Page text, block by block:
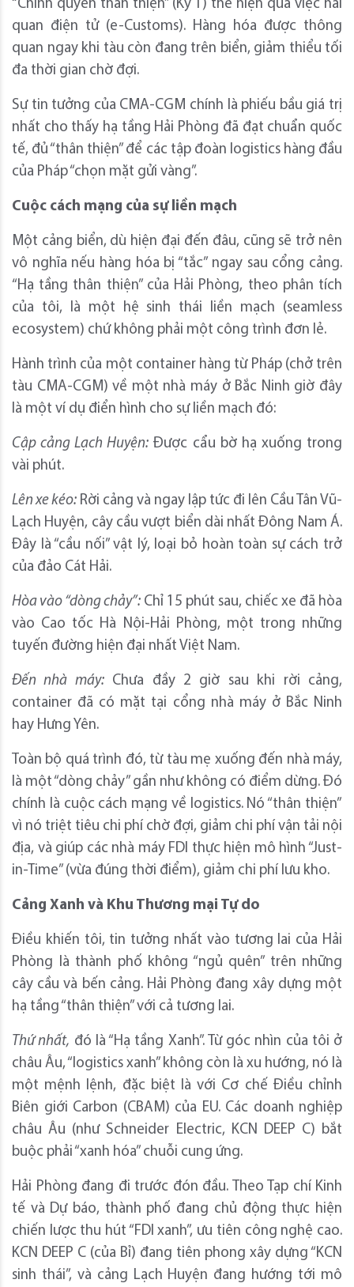
“Chính quyền thân thiện” (Kỳ 1) thể hiện qua việc hải
quan điện tử (e-Customs). Hàng hóa được thông
quan ngay khi tàu còn đang trên biển, giảm thiểu tối
đa thời gian chờ đợi.
Sự tin tưởng của CMA-CGM chính là phiếu bầu giá trị
nhất cho thấy hạ tầng Hải Phòng đã đạt chuẩn quốc
tế, đủ “thân thiện” để các tập đoàn logistics hàng đầu
của Pháp “chọn mặt gửi vàng”.
Cuộc cách mạng của sự liền mạch
Một cảng biển, dù hiện đại đến đâu, cũng sẽ trở nên
vô nghĩa nếu hàng hóa bị “tắc” ngay sau cổng cảng.
“Hạ tầng thân thiện” của Hải Phòng, theo phân tích
của tôi, là một hệ sinh thái liền mạch (seamless
ecosystem) chứ không phải một công trình đơn lẻ.
Hành trình của một container hàng từ Pháp (chở trên
tàu CMA-CGM) về một nhà máy ở Bắc Ninh giờ đây
là một ví dụ điển hình cho sự liền mạch đó:
Cập cảng Lạch Huyện: Được cẩu bờ hạ xuống trong
vài phút.
Lên xe kéo: Rời cảng và ngay lập tức đi lên Cầu Tân Vũ-
Lạch Huyện, cây cầu vượt biển dài nhất Đông Nam Á.
Đây là “cầu nối” vật lý, loại bỏ hoàn toàn sự cách trở
của đảo Cát Hải.
Hòa vào “dòng chảy”: Chỉ 15 phút sau, chiếc xe đã hòa
vào Cao tốc Hà Nội-Hải Phòng, một trong những
tuyến đường hiện đại nhất Việt Nam.
Đến nhà máy:Chưa đầy 2 giờ sau khi rời cảng,
container đã có mặt tại cổng nhà máy ở Bắc Ninh
hay Hưng Yên.
Toàn bộ quá trình đó, từ tàu mẹ xuống đến nhà máy,
là một “dòng chảy” gần như không có điểm dừng. Đó
chính là cuộc cách mạng về logistics. Nó “thân thiện”
vì nó triệt tiêu chi phí chờ đợi, giảm chi phí vận tải nội
địa, và giúp các nhà máy FDI thực hiện mô hình “Just-
in-Time” (vừa đúng thời điểm), giảm chi phí lưu kho.
Cảng Xanh và Khu Thương mại Tự do
Điều khiến tôi, tin tưởng nhất vào tương lai của Hải
Phòng là thành phố không “ngủ quên” trên những
cây cầu và bến cảng. Hải Phòng đang xây dựng một
hạ tầng “thân thiện” với cả tương lai.
Thứ nhất, đó là “Hạ tầng Xanh”. Từ góc nhìn của tôi ở
châu Âu, “logistics xanh” không còn là xu hướng, nó là
một mệnh lệnh, đặc biệt là với Cơ chế Điều chỉnh
Biên giới Carbon (CBAM) của EU. Các doanh nghiệp
châu Âu (như Schneider Electric, KCN DEEP C) bắt
buộc phải “xanh hóa” chuỗi cung ứng.
Hải Phòng đang đi trước đón đầu. Theo Tạp chí Kinh
tế và Dự báo, thành phố đang chủ động thực hiện
chiến lược thu hút “FDI xanh”, ưu tiên công nghệ cao.
KCN DEEP C (của Bỉ) đang tiên phong xây dựng “KCN
sinh thái”, và cảng Lạch Huyện đang hướng tới mô